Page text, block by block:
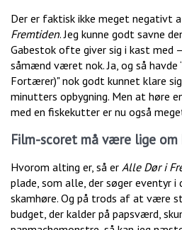
Der er faktisk ikke meget negativt
Fremtiden. Jeg kunne godt savne
Gabestok ofte giver sig i kast med
såmænd været nok. Ja, og så havde
Fortærer)" nok godt kunnet klare
minutters opbygning. Men at høre
med en fiskekutter er nu også
Film-scoret må være lige
Hvorom alting er, så er Alle Dør i
plade, som alle, der søger eventyr i
skamhøre. Og på trods af at være
budget, der kalder på papsværd,